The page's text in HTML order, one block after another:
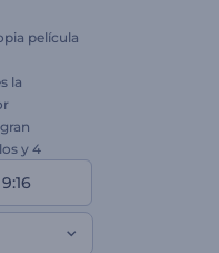
película
la
y 4
y
esta
y
9:16